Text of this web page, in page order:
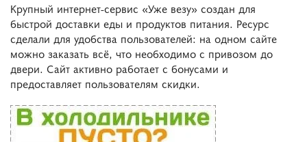
Крупный интернет-сервис «Уже везу» создан для
быстрой доставки еды и продуктов питания. Ресурс
сделали для удобства пользователей: на одном сайте
можно заказать всё, что необходимо с привозом до
двери. Сайт активно работает с бонусами и
предоставляет пользователям скидки.